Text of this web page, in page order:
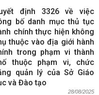
định 3326 về việc
bố danh mục thủ tục
chính thực hiện không
thuộc vào địa giới hành
trong phạm vi thành
thuộc phạm vi, chức
quản lý của Sở Giáo
và Đào tạo
28/08/2025